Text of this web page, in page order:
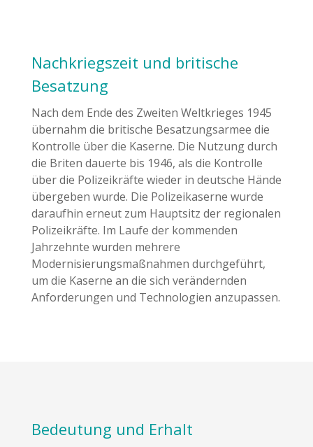
Nachkriegszeit und britische
Besatzung
Nach dem Ende des Zweiten Weltkrieges 1945
übernahm die britische Besatzungsarmee die
Kontrolle über die Kaserne. Die Nutzung durch
die Briten dauerte bis 1946, als die Kontrolle
über die Polizeikräfte wieder in deutsche Hände
übergeben wurde. Die Polizeikaserne wurde
daraufhin erneut zum Hauptsitz der regionalen
Polizeikräfte. Im Laufe der kommenden
Jahrzehnte wurden mehrere
Modernisierungsmaßnahmen durchgeführt,
um die Kaserne an die sich verändernden
Anforderungen und Technologien anzupassen.
Bedeutung und Erhalt